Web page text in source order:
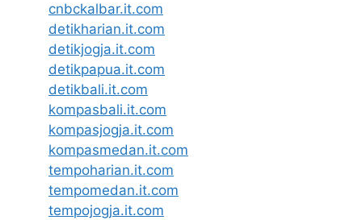
cnbckalbar.it.com
detikharian.it.com
detikjogja.it.com
detikpapua.it.com
detikbali.it.com
kompasbali.it.com
kompasjogja.it.com
kompasmedan.it.com
tempoharian.it.com
tempomedan.it.com
tempojogja.it.com